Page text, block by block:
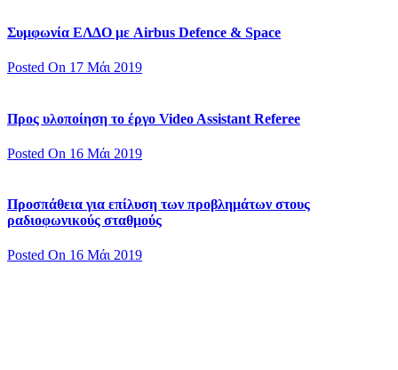
Συμφωνία ΕΛΔΟ με Airbus Defence & Space
Posted On 17 Μάι 2019
Προς υλοποίηση το έργο Video Assistant Referee
Posted On 16 Μάι 2019
Προσπάθεια για επίλυση των προβλημάτων στους
ραδιοφωνικούς σταθμούς
Posted On 16 Μάι 2019